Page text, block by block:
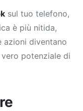
sul tuo telefono,
è più nitida,
diventano
potenziale di